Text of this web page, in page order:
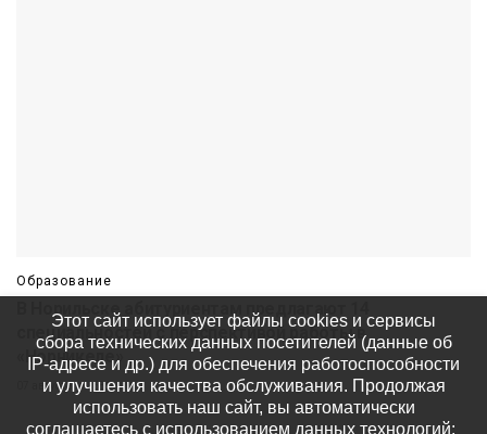
Образование
В Норильске абитуриентам предлагают 14
специальностей с перспективой работы в
«Норникеле»
07 августа 680
Этот сайт использует файлы cookies и сервисы
сбора технических данных посетителей (данные об
IP-адресе и др.) для обеспечения работоспособности
и улучшения качества обслуживания. Продолжая
использовать наш сайт, вы автоматически
соглашаетесь с использованием данных технологий: